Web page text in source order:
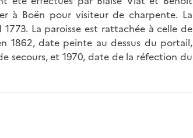
à Boën pour visiteur de charpente. La
La paroisse est rattachée à celle de
1862, date peinte au dessus du portail,
secours, et 1970, date de la réfection du